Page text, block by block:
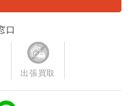
口
出張買取